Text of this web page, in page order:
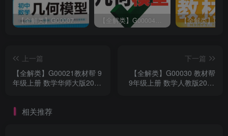
【全解类】G00007一本·初中数学几何模型2024版 【全解类】G00004万维中考·初中几何模型2023版
上一篇
【全解类】G00021教材帮 9
年级上册 数学华师大版2022
下一篇
【全解类】G00030 教材帮
9年级上册 数学人教版2023
相关推荐